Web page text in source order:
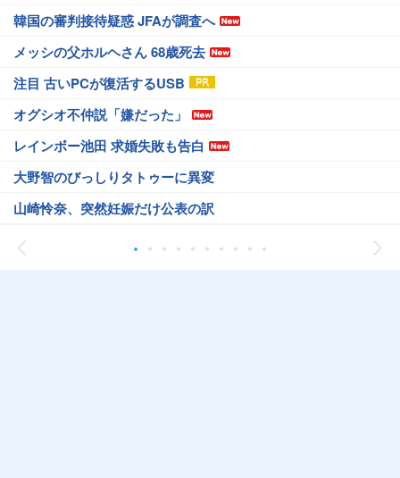
韓国の審判接待疑惑 JFAが調査へ
メッシの父ホルヘさん 68歳死去
注目 古いPCが復活するUSB
オグシオ不仲説「嫌だった」
レインボー池田 求婚失敗も告白
大野智のびっしりタトゥーに異変
山崎怜奈、突然妊娠だけ公表の訳